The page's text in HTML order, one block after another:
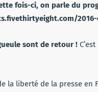
fois-ci, on parle du
2016-
sont de retour !
la liberté de la presse